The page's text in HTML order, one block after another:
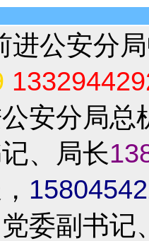
进公安分
安分局
、局长
委副书记